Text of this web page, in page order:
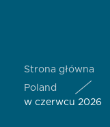
Strona główna
Poland
w czerwcu 2026